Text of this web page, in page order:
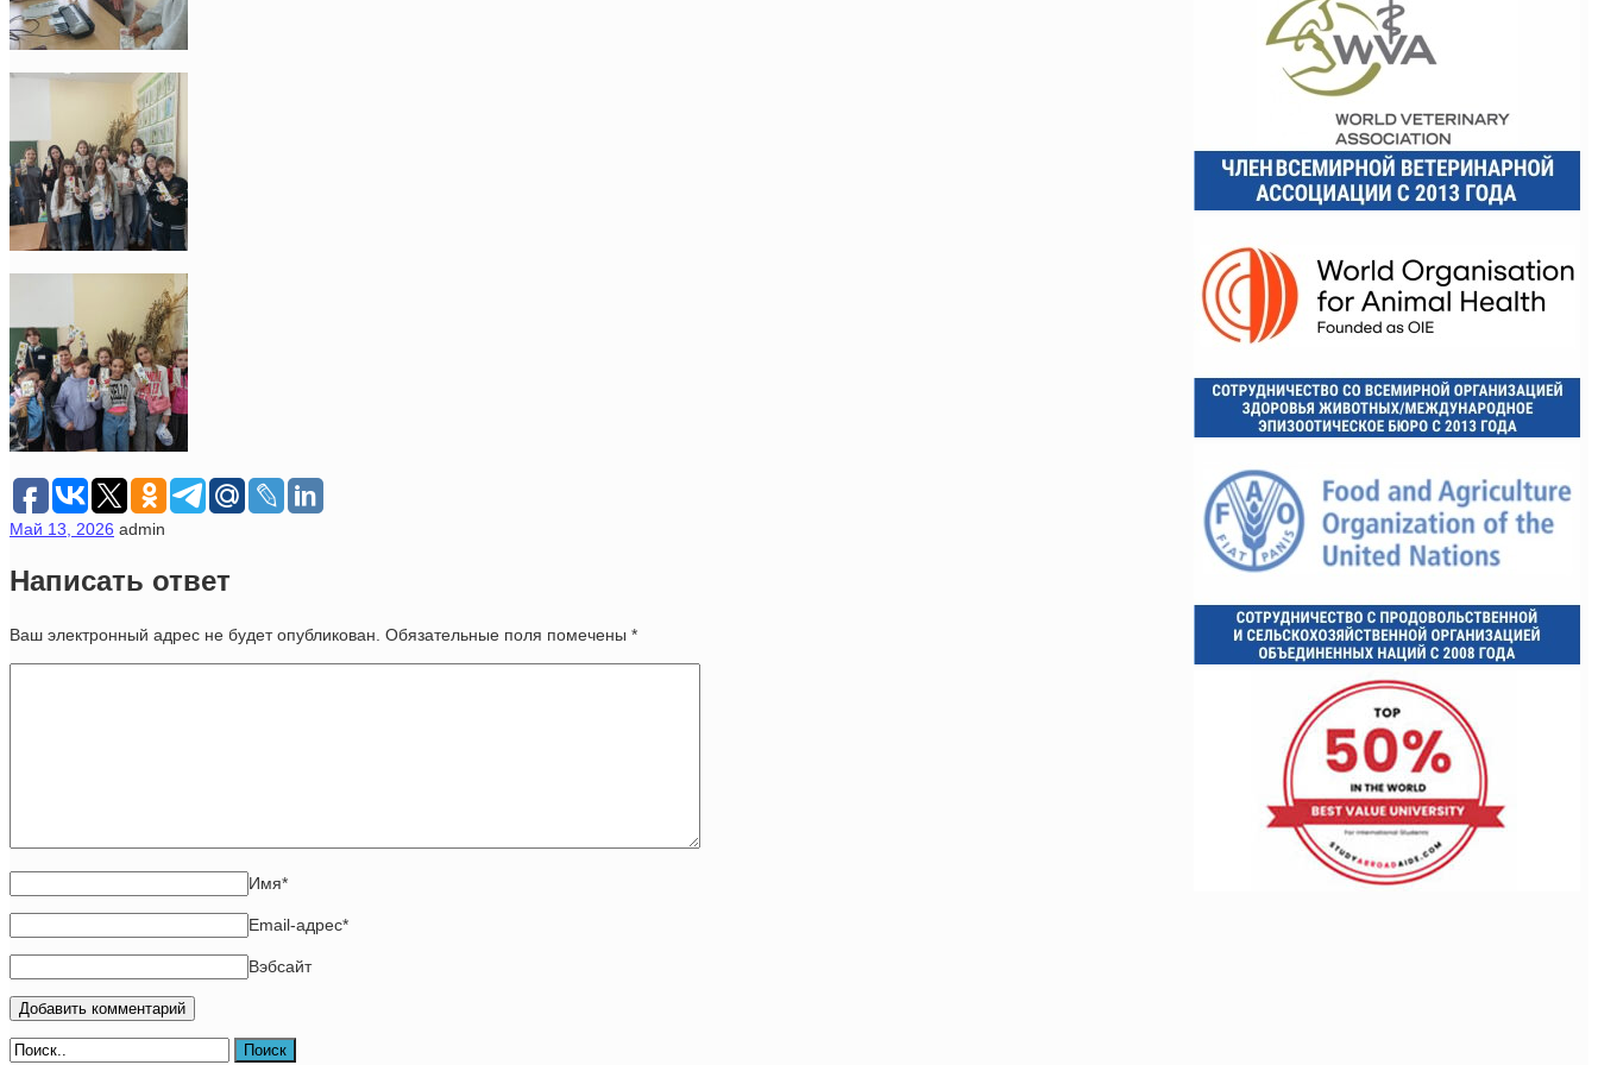
Май 13, 2026 admin
Написать ответ
Ваш электронный адрес не будет опубликован. Обязательные поля помечены *
Имя*
Email-адрес*
Вэбсайт
Поиск